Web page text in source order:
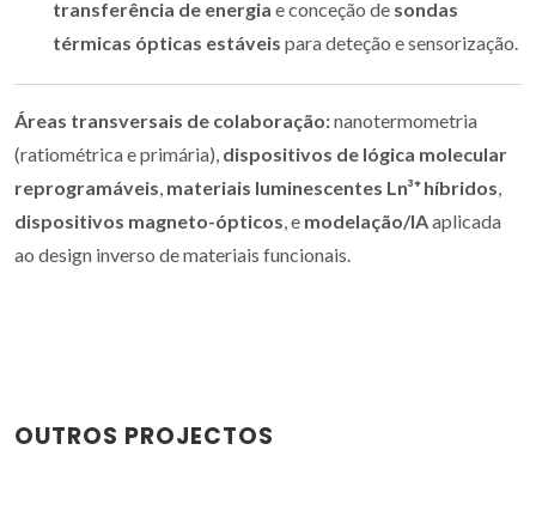
transferência de energia e conceção de sondas
térmicas ópticas estáveis para deteção e sensorização.
Áreas transversais de colaboração:nanotermometria
(ratiométrica e primária), dispositivos de lógica molecular
reprogramáveis, materiais luminescentes Ln³⁺ híbridos,
dispositivos magneto-ópticos, e modelação/IAaplicada
ao design inverso de materiais funcionais.
OUTROS PROJECTOS